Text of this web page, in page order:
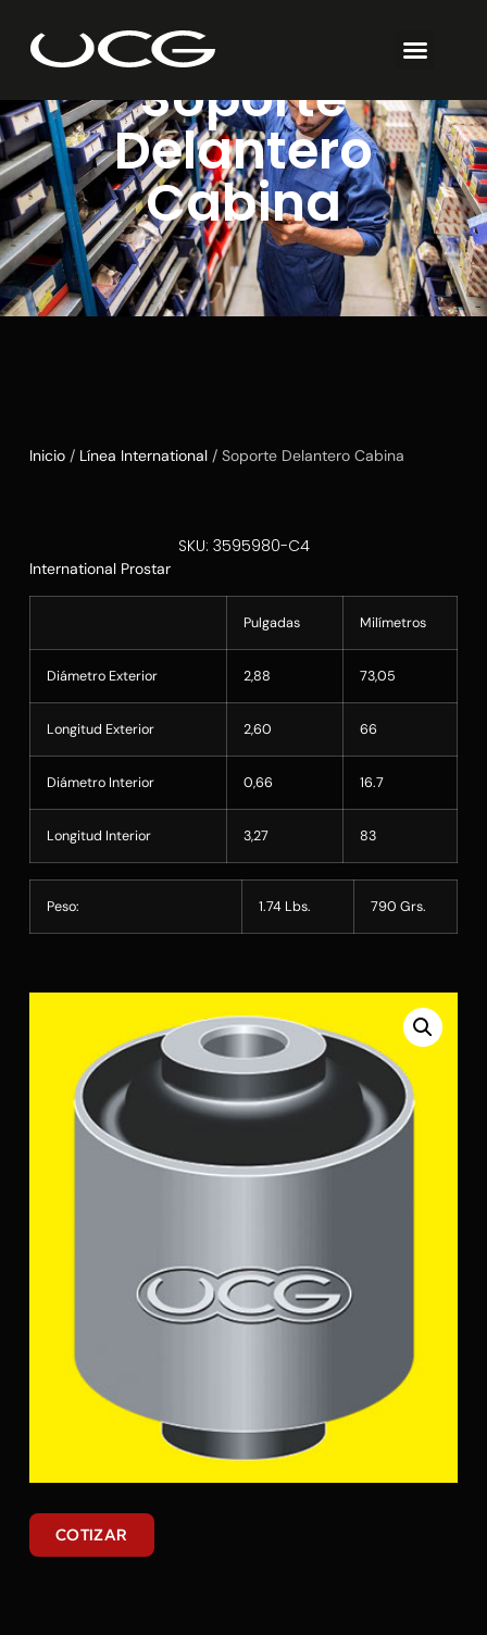
Soporte
Delantero
Cabina
Inicio/ Línea International/ Soporte Delantero Cabina
SKU: 3595980-C4
International Prostar
Pulgadas Milímetros
Diámetro Exterior 2,88 73,05
Longitud Exterior 2,60 66
Diámetro Interior 0,66 16.7
Longitud Interior 3,27 83
Peso: 1.74 Lbs. 790 Grs.
COTIZAR